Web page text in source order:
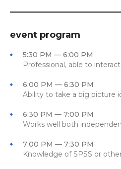
event program
5:30 PM — 6:00 PM
Professional, able to
6:00 PM — 6:30 PM
Ability to take a big picture
6:30 PM — 7:00 PM
Works well both
7:00 PM — 7:30 PM
Knowledge of SPSS or